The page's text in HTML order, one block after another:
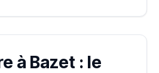
à Bazet : le